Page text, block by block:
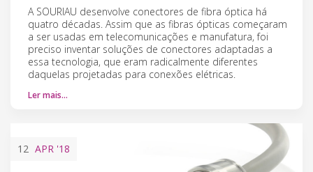
A SOURIAU desenvolve conectores de fibra óptica há
quatro décadas. Assim que as fibras ópticas começaram
a ser usadas em telecomunicações e manufatura, foi
preciso inventar soluções de conectores adaptadas a
essa tecnologia, que eram radicalmente diferentes
daquelas projetadas para conexões elétricas.
Ler mais…
12 APR '18